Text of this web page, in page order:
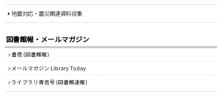
地震対応・震災関連資料収集
図書館報・メールマガジン
書燈 (図書館報)
メールマガジン Library Today
ライブラリ青信号 (図書館速報)